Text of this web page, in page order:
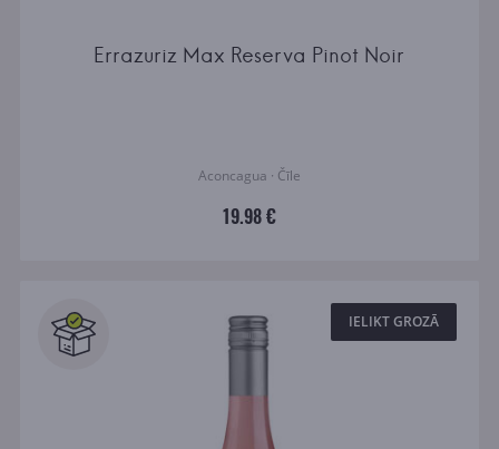
Errazuriz Max Reserva Pinot Noir
Aconcagua · Čīle
19.98 €
IELIKT GROZĀ